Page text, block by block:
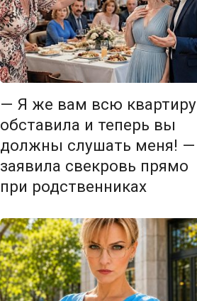
— Я же вам всю квартиру
обставила и теперь вы
должны слушать меня! —
заявила свекровь прямо
при родственниках